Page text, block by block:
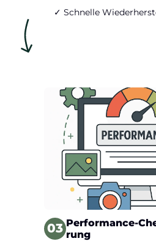
✓ Schnelle
03 Performance-
rung